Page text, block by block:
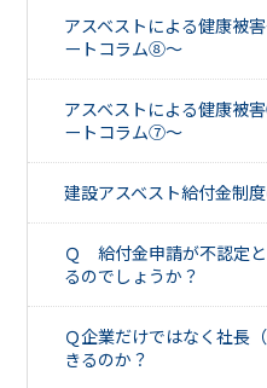
アスベストによる健康被
ートコラム⑧～
アスベストによる健康被
ートコラム⑦～
建設アスベスト給付金制
Ｑ 給付金申請が不認定
るのでしょうか？
Ｑ企業だけではなく社長
きるのか？